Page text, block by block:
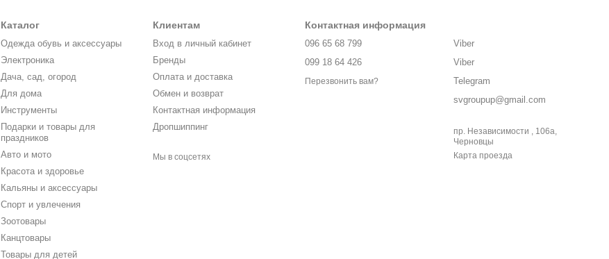
Каталог
Одежда обувь и аксессуары
Электроника
Дача, сад, огород
Для дома
Инструменты
Подарки и товары для
праздников
Авто и мото
Красота и здоровье
Кальяны и аксессуары
Спорт и увлечения
Зоотовары
Канцтовары
Товары для детей
Клиентам
Вход в личный кабинет
Бренды
Оплата и доставка
Обмен и возврат
Контактная информация
Дропшиппинг
Мы в соцсетях
Контактная информация
096 65 68 799
099 18 64 426
Перезвонить вам?
Viber
Viber
Telegram
svgroupup@gmail.com
пр. Независимости , 106а,
Черновцы
Карта проезда